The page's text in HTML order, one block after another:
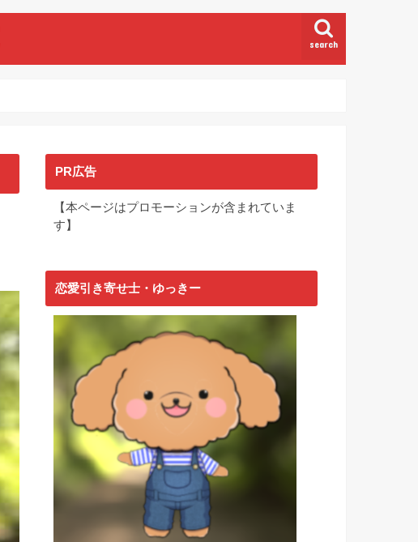
search
PR広告
【本ページはプロモーションが含まれていま
す】
恋愛引き寄せ士・ゆっきー